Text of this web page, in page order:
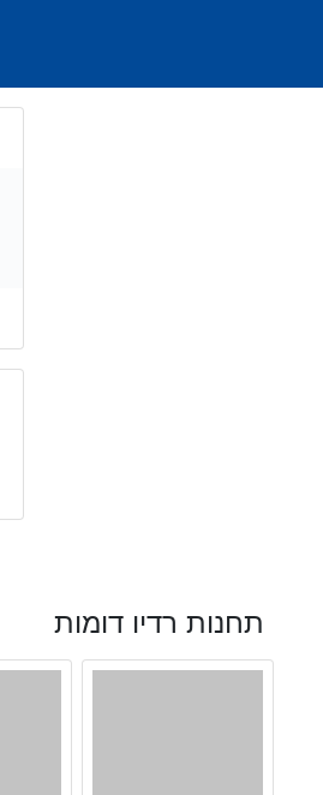
תחנות רדיו דומות